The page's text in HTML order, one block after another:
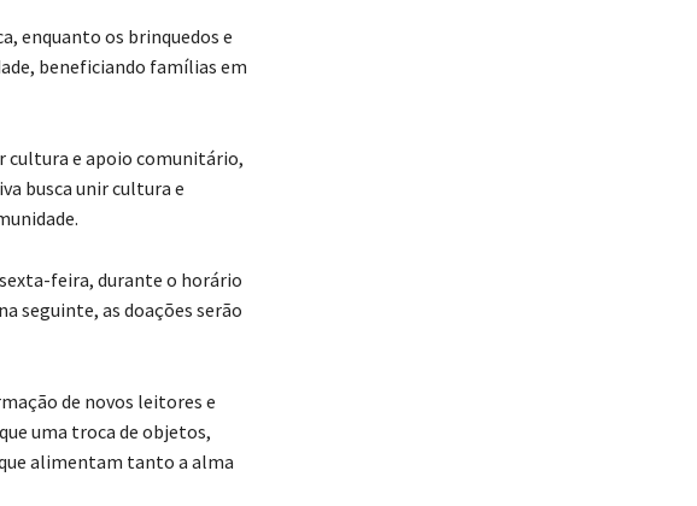
enquanto os brinquedos e
beneficiando famílias em
cultura e apoio comunitário,
busca unir cultura e
feira, durante o horário
seguinte, as doações serão
de novos leitores e
uma troca de objetos,
alimentam tanto a alma